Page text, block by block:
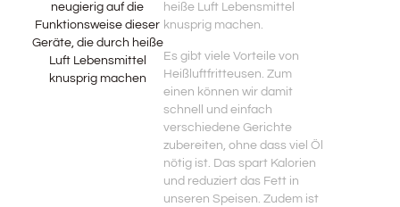
neugierig auf die
Funktionsweise dieser
Geräte, die durch heiße
Luft Lebensmittel
knusprig machen
heiße Luft Lebensmittel
knusprig machen.
Es gibt viele Vorteile von
Heißluftfritteusen. Zum
einen können wir damit
schnell und einfach
verschiedene Gerichte
zubereiten, ohne dass viel Öl
nötig ist. Das spart Kalorien
und reduziert das Fett in
unseren Speisen. Zudem ist